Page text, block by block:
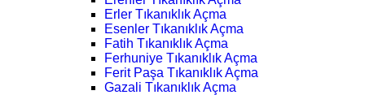
Erler Tıkanıklık Açma
Esenler Tıkanıklık Açma
Fatih Tıkanıklık Açma
Ferhuniye Tıkanıklık Açma
Ferit Paşa Tıkanıklık Açma
Gazali Tıkanıklık Açma